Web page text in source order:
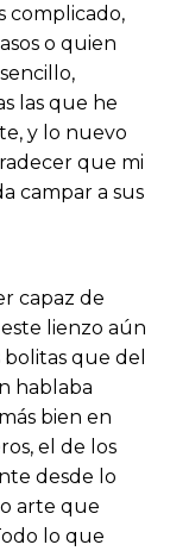
complicado,
o quien
las que he
y lo nuevo
que mi
campar a sus
capaz de
lienzo aún
que del
hablaba
bien en
el de los
desde lo
arte que
lo que